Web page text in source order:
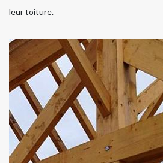
leur toiture.